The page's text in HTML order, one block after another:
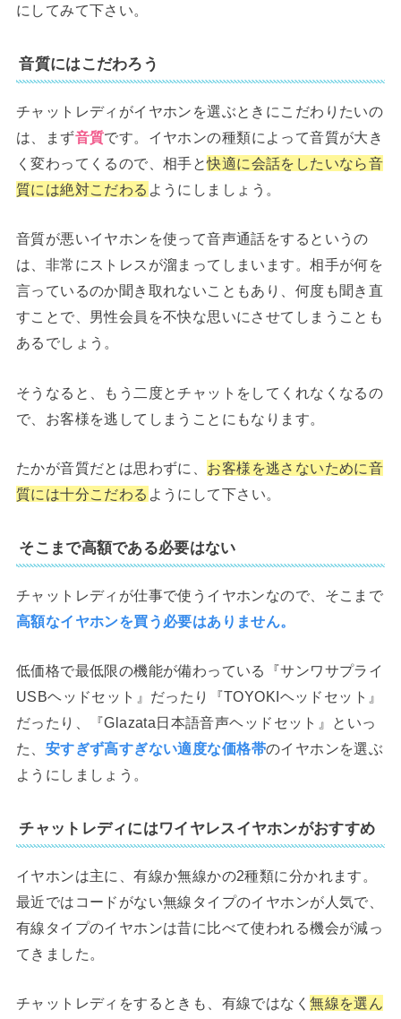
にしてみて下さい。
音質にはこだわろう
チャットレディがイヤホンを選ぶときにこだわりたいの
は、まず音質です。イヤホンの種類によって音質が大き
く変わってくるので、相手と快適に会話をしたいなら音
質には絶対こだわる ようにしましょう。
音質が悪いイヤホンを使って音声通話をするというの
は、非常にストレスが溜まってしまいます。相手が何を
言っているのか聞き取れないこともあり、何度も聞き直
すことで、男性会員を不快な思いにさせてしまうことも
あるでしょう。
そうなると、もう二度とチャットをしてくれなくなるの
で、お客様を逃してしまうことにもなります。
たかが音質だとは思わずに、 お客様を逃さないために音
質には十分こだわる ようにして下さい。
そこまで高額である必要はない
チャットレディが仕事で使うイヤホンなので、そこまで
高額なイヤホンを買う必要はありません。
低価格で最低限の機能が備わっている『サンワサプライ
USBヘッドセット』だったり『TOYOKIヘッドセット』
だったり、『Glazata日本語音声ヘッドセット』といっ
た、 安すぎず高すぎない適度な価格帯のイヤホンを選ぶ
ようにしましょう。
チャットレディにはワイヤレスイヤホンがおすすめ
イヤホンは主に、有線か無線かの2種類に分かれます。
最近ではコードがない無線タイプのイヤホンが人気で、
有線タイプのイヤホンは昔に比べて使われる機会が減っ
てきました。
チャットレディをするときも、有線ではなく無線を選ん